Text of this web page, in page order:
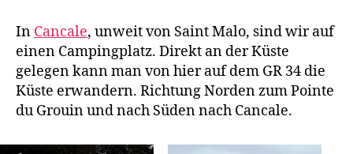
In Cancale, unweit von Saint Malo, sind wir auf
einen Campingplatz. Direkt an der Küste
gelegen kann man von hier auf dem GR 34 die
Küste erwandern. Richtung Norden zum Pointe
du Grouin und nach Süden nach Cancale.